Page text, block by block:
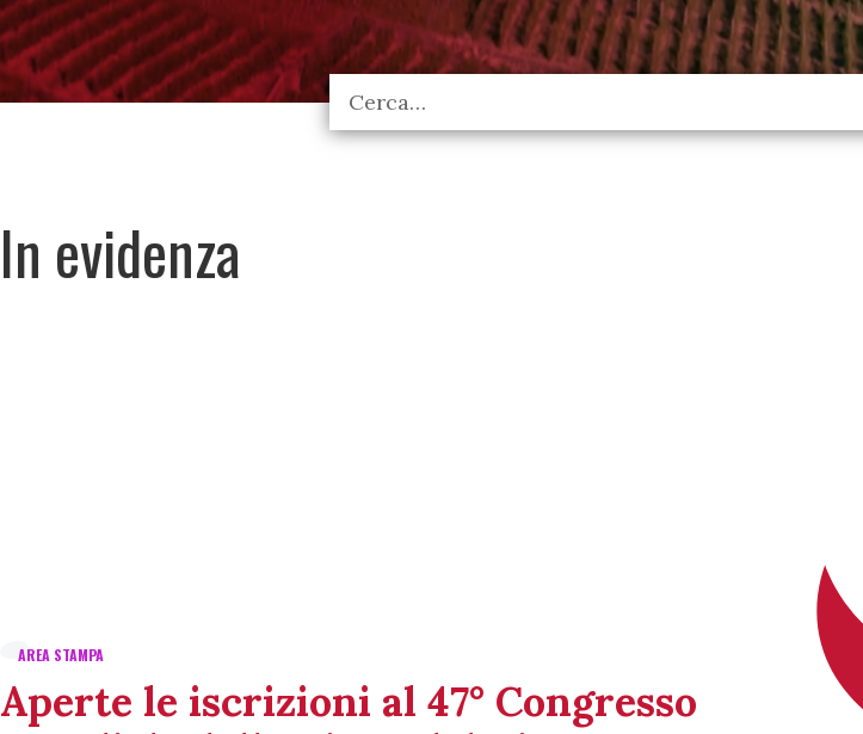
In evidenza
AREA STAMPA
Aperte le iscrizioni al 47° Congresso